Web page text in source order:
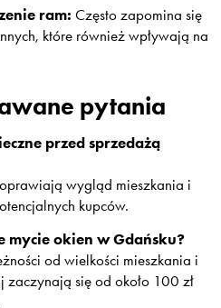
ram: Często zapomina się
które również wpływają na
pytania
przed sprzedażą
wygląd mieszkania i
kupców.
mycie okien w Gdańsku?
od wielkości mieszkania i
zaczynają się od około 100 zł